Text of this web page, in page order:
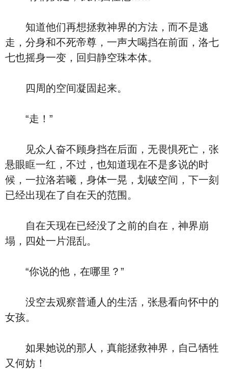
知道他们再想拯救神界的方法，而不是逃
走，分身和不死帝尊，一声大喝挡在前面，洛七
七也摇身一变，回归静空珠本体。
四周的空间凝固起来。
“走！”
见众人奋不顾身挡在后面，无畏惧死亡，张
悬眼眶一红，不过，也知道现在不是多说的时
候，一拉洛若曦，身体一晃，划破空间，下一刻
已经出现在了自在天的范围。
自在天现在已经没了之前的自在，神界崩
塌，四处一片混乱。
“你说的他，在哪里？”
没空去观察普通人的生活，张悬看向怀中的
女孩。
如果她说的那人，真能拯救神界，自己牺牲
又何妨！